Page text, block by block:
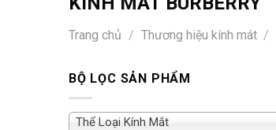
Trang chủ / Thương hiệu kính mát /
BỘ LỌC SẢN PHẨM
Thể Loại Kính Mắt